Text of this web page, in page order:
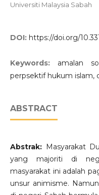
Universiti Malaysia Sabah
DOI: https://doi.org/
Keywords: amalan
perpsektif hukum islam,
ABSTRACT
Abstrak:Masyarakat
yang majoriti di
masyarakat ini adalah
unsur animisme.